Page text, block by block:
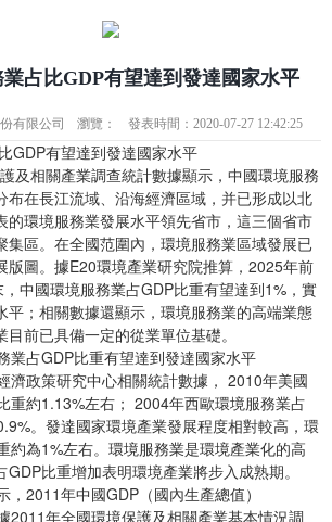
業占比GDP有望達到發達國家水平
有限公司 瀏覽： 發表時間：2020-07-27 12:42:25
GDP有望達到發達國家水平
及相關產業調查統計數據顯示，中國環境服務
布在長江流域、沿海經濟區域，并已形成以北
的環境服務業發展水平領先省市，這三個省市
集區。在全國范圍內，環境服務業區域發展已
版圖。據E20環境產業研究院推算，2025年前
，中國環境服務業占GDP比重有望達到1%，實
平；相關數據還顯示，環境服務業的高端業態
前已具備一定的從業單位基礎。
業占GDP比重有望達到發達國家水平
濟政策研究中心相關統計數據， 2010年美國
重約1.13%左右； 2004年西歐環境服務業占
。發達國家環境產業發展程度相對較高，環
約為1%左右。環境服務業是環境產業化的高
比重增加表明環境產業將步入成熟期。
，2011年中國GDP（國內生產總值）
2011年全國環境保護及相關產業基本情況調